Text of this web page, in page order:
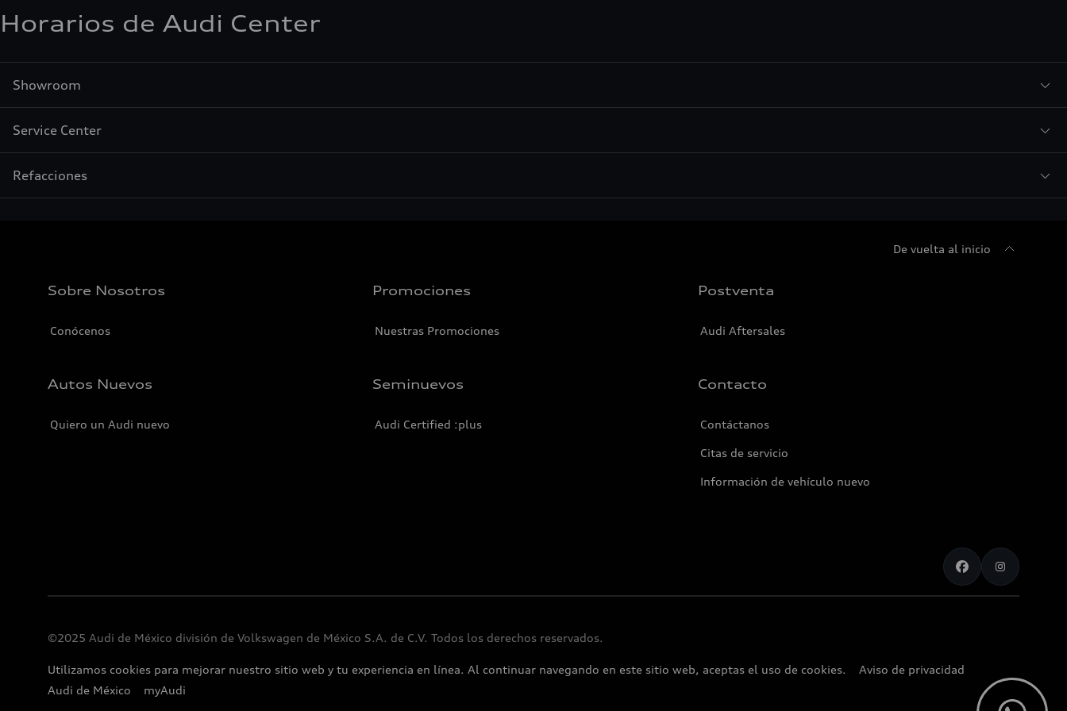
Horarios de Audi Center
Showroom
Service Center
Refacciones
De vuelta al inicio
Sobre Nosotros
Conócenos
Promociones
Nuestras Promociones
Postventa
Audi Aftersales
Autos Nuevos
Quiero un Audi nuevo
Seminuevos
Audi Certified :plus
Contacto
Contáctanos
Citas de servicio
Información de vehículo nuevo
©2025 Audi de México división de Volkswagen de México S.A. de C.V. Todos los derechos reservados.
Utilizamos cookies para mejorar nuestro sitio web y tu experiencia en línea. Al continuar navegando en este sitio web, aceptas el uso de cookies.
Aviso de privacidad
Audi de México
myAudi